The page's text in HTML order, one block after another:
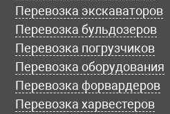
Перевозка экскаваторов
Перевозка бульдозеров
Перевозка погрузчиков
Перевозка оборудования
Перевозка форвардеров
Перевозка харвестеров